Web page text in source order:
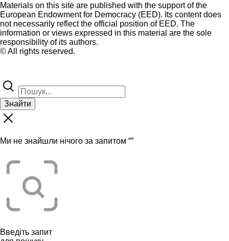
Materials on this site are published with the support of the
European Endowment for Democracy (EED). Its content does
not necessarily reflect the official position of EED. The
information or views expressed in this material are the sole
responsibility of its authors.
© All rights reserved.
Знайти
Ми не знайшли нічого за запитом “”
Введіть запит